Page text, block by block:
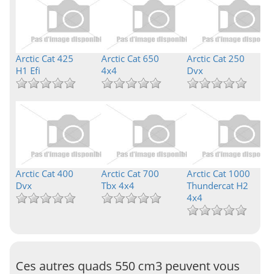
Arctic Cat 425
H1 Efi
Arctic Cat 650
4x4
Arctic Cat 250
Dvx
Arctic Cat 400
Dvx
Arctic Cat 700
Tbx 4x4
Arctic Cat 1000
Thundercat H2
4x4
Ces autres quads 550 cm3 peuvent vous